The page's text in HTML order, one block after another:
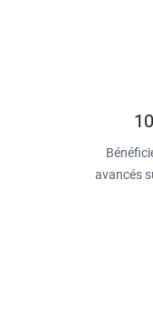
avancés